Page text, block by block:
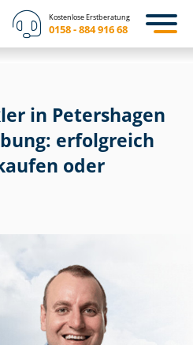
Kostenlose Erstberatung
0158 - 884 916 68
in Petershagen
erfolgreich
oder